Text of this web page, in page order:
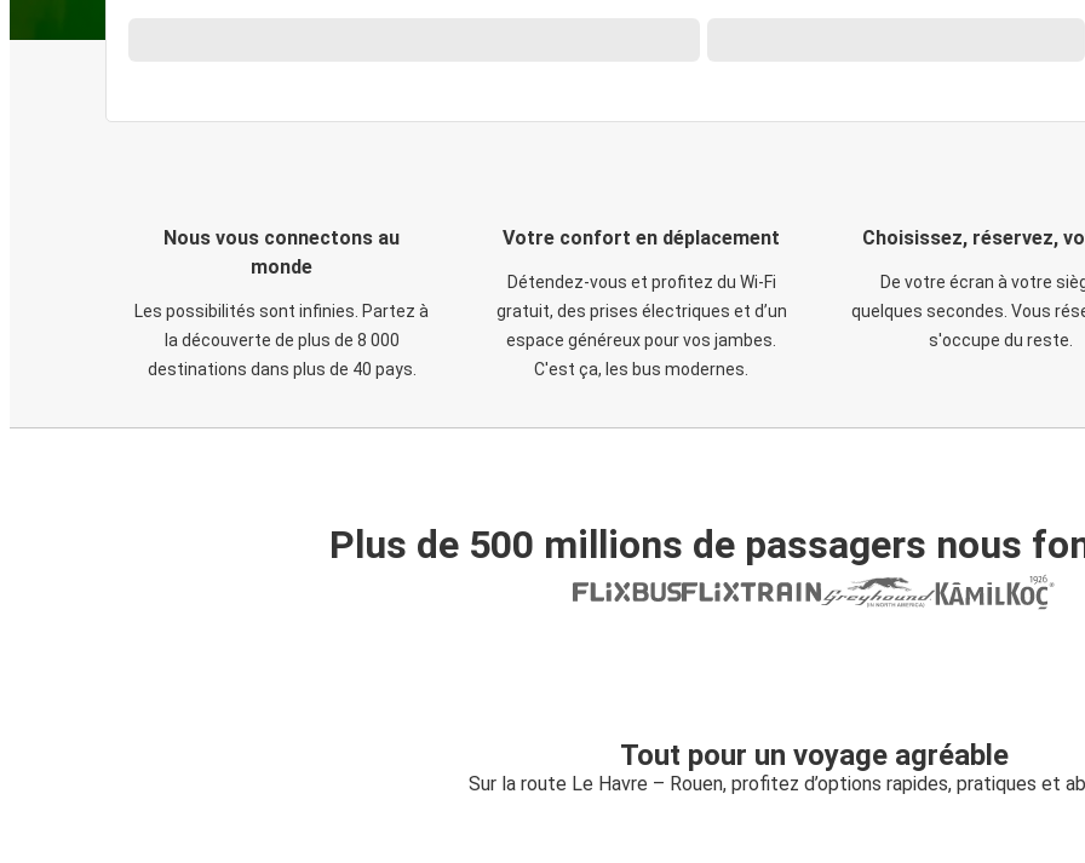
Nous vous connectons au
monde
Les possibilités sont infinies. Partez à
la découverte de plus de 8 000
destinations dans plus de 40 pays.
Votre confort en déplacement
Détendez-vous et profitez du Wi-Fi
gratuit, des prises électriques et d’un
espace généreux pour vos jambes.
C'est ça, les bus modernes.
Choisissez, réservez,
De votre écran à votre
quelques secondes. Vous
s'occupe du reste.
Plus de 500 millions de passagers nous
Tout pour un voyage agréable
Sur la route Le Havre – Rouen, profitez d’options rapides, pratiques et